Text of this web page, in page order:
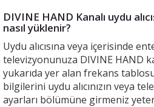
DIVINE HAND Kanalı uydu
nasıl yüklenir?
Uydu alıcısına veya içerisinde
televizyonunuza DIVINE HAND
yukarıda yer alan frekans
bilgilerini uydu alıcınızın veya
ayarları bölümüne girmeniz